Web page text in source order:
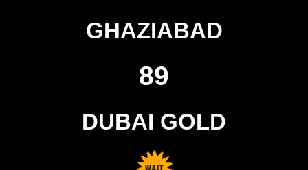
GHAZIABAD
89
DUBAI GOLD